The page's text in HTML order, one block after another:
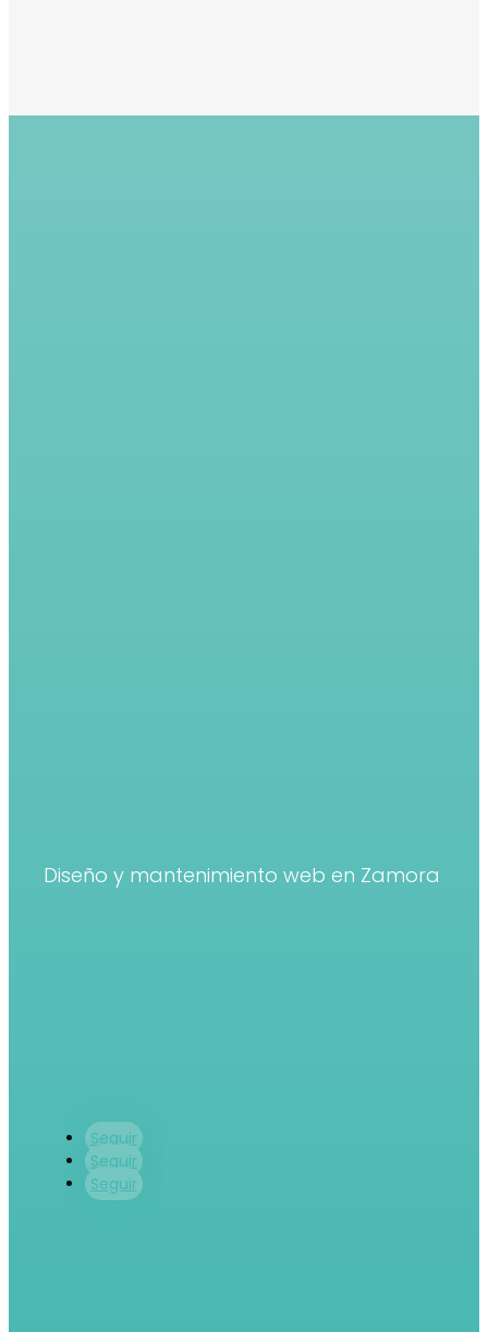
Diseño y mantenimiento web en Zamora
Seguir
Seguir
Seguir